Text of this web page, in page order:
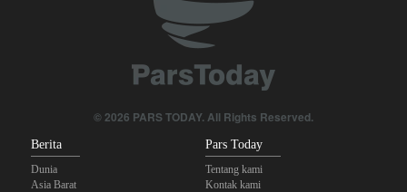
Yahya Saree: Kami Hancurkan Posisi Pasukan Bayaran Saudi
dengan Rudal Balistik dan Drone
Brigjen Akrami Nia: Artesh dalam Kondisi Siaga Penuh
Sanders: Trump Berbahaya Seret AS dalam Perang yang
© 2026 PARS TODAY. All Rights Reserved.
Berita
Dunia
Asia Barat
Pars Today
Tentang kami
Kontak kami